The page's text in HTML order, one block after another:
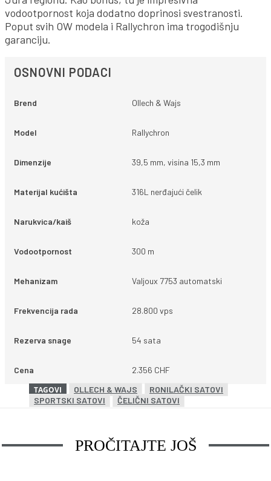
vodootpornost koja dodatno doprinosi svestranosti.
Poput svih OW modela i Rallychron ima trogodišnju
garanciju.
OSNOVNI PODACI
Brend Ollech & Wajs
Model Rallychron
Dimenzije 39,5 mm, visina 15,3 mm
Materijal kućišta 316L nerđajući čelik
Narukvica/kaiš koža
Vodootpornost 300 m
Mehanizam Valjoux 7753 automatski
Frekvencija rada 28.800 vps
Rezerva snage 54 sata
Cena
2.356 CHF
TAGOVI
OLLECH & WAJS
RONILAČKI SATOVI
SPORTSKI SATOVI
ČELIČNI SATOVI
PROČITAJTE JOŠ